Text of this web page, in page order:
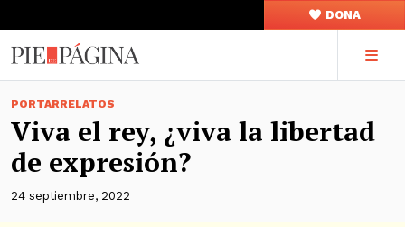
DONA
PORTARRELATOS
Viva el rey, ¿viva la libertad
de expresión?
24 septiembre, 2022